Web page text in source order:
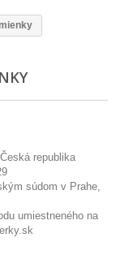
republika
súdom v Prahe,
umiestneného na